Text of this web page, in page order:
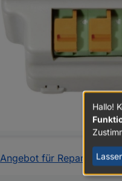
Angebot für Reparatur
Hallo!